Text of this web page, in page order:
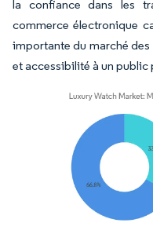
la confiance dans les
commerce électronique
importante du marché
et accessibilité à un public